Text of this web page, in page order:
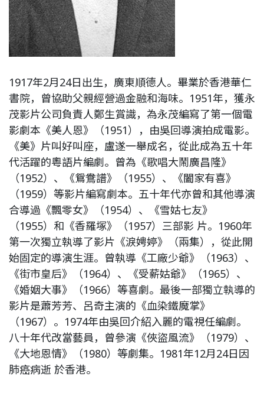
1917年2月24日出生，廣東順德人。畢業於香港華仁
書院，曾協助父親經營過金融和海味。1951年，獲永
茂影片公司負責人鄭生賞識，為永茂編寫了第一個電
影劇本《美人恩》（1951），由吳回導演拍成電影。
《美》片叫好叫座，盧遂一舉成名，從此成為五十年
代活躍的粵語片編劇。曾為《歌唱大鬧廣昌隆》
（1952）、《鴛鴦譜》（1955）、《闔家有喜》
（1959）等影片編寫劇本。五十年代亦曾和其他導演
合導過《飄零女》（1954）、《雪姑七友》
（1955）和《香羅塚》（1957）三部影 片。1960年
第一次獨立執導了影片《淚娉婷》（兩集），從此開
始固定的導演生涯。曾執導《工廠少爺》（1963）、
《街市皇后》（1964）、《受薪姑爺》（1965）、
《婚姻大事》（1966）等喜劇。最後一部獨立執導的
影片是蕭芳芳、呂奇主演的《血染鐵魔掌》
（1967）。1974年由吳回介紹入麗的電視任編劇。
八十年代改當藝員，曾參演《俠盜風流》（1979）、
《大地恩情》（1980）等劇集。1981年12月24日因
肺癌病逝 於香港。